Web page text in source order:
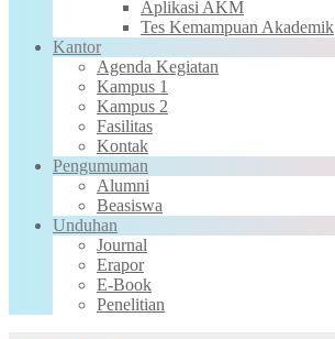
Aplikasi AKM
Tes Kemampuan Akademik
Kantor
Agenda Kegiatan
Kampus 1
Kampus 2
Fasilitas
Kontak
Pengumuman
Alumni
Beasiswa
Unduhan
Journal
Erapor
E-Book
Penelitian